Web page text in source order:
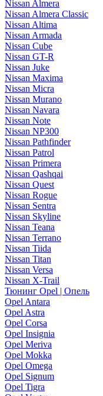
Nissan Almera
Nissan Almera Classic
Nissan Altima
Nissan Armada
Nissan Cube
Nissan GT-R
Nissan Juke
Nissan Maxima
Nissan Micra
Nissan Murano
Nissan Navara
Nissan Note
Nissan NP300
Nissan Pathfinder
Nissan Patrol
Nissan Primera
Nissan Qashqai
Nissan Quest
Nissan Rogue
Nissan Sentra
Nissan Skyline
Nissan Teana
Nissan Terrano
Nissan Tiida
Nissan Titan
Nissan Versa
Nissan X-Trail
Тюнинг Opel | Опель
Opel Antara
Opel Astra
Opel Corsa
Opel Insignia
Opel Meriva
Opel Mokka
Opel Omega
Opel Signum
Opel Tigra